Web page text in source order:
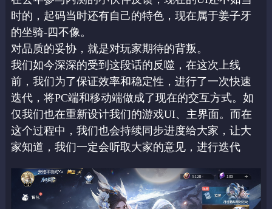
时的，起码当时还有自己的特色，现在属于姜子牙
的坐骑-四不像。
对品质的妥协，就是对玩家期待的背叛。
我们如今深深的受到这段话的反噬，在这次上线
前，我们为了保证效率和稳定性，进行了一次快速
迭代，将PC端和移动端做成了现在的交互方式。如
仅我们也在重新设计我们的游戏UI、主界面。而在
这个过程中，我们也会持续同步进度给大家，让大
家知道，我们一定会听取大家的意见，进行迭代